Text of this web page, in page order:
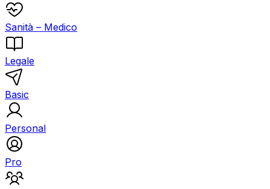
Sanità – Medico
Legale
Basic
Personal
Pro